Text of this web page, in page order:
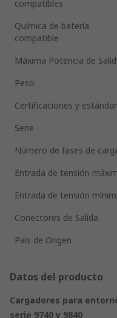
compatibles
Química de batería
compatible
Máxima Potencia de
Peso
Certificaciones y
Serie
Número de fases de
Entrada de tensión
Entrada de tensión
Conectores de Salida
País de Origen
Datos del producto
Cargadores para
serie 9740 y 9840